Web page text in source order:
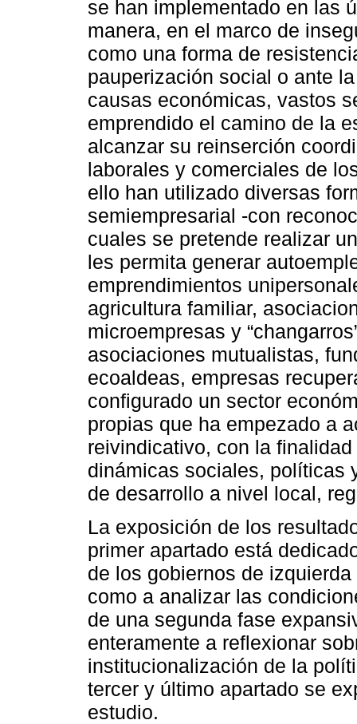
se han implementado en las
manera, en el marco de
como una forma de
pauperización social o ante
causas económicas, vastos
emprendido el camino de la
alcanzar su reinserción
laborales y comerciales de
ello han utilizado diversas
semiempresarial -con
cuales se pretende realizar
les permita generar
emprendimientos
agricultura familiar,
microempresas y
asociaciones mutualistas,
ecoaldeas, empresas
configurado un sector
propias que ha empezado a
reivindicativo, con la
dinámicas sociales, políticas
de desarrollo a nivel local,
La exposición de los
primer apartado está
de los gobiernos de
como a analizar las
de una segunda fase
enteramente a reflexionar
institucionalización de la
tercer y último apartado se
estudio.